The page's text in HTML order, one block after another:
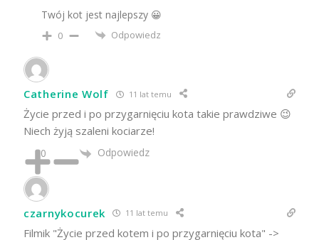
Twój kot jest najlepszy 😀
0 Odpowiedz
Catherine Wolf 11 lat temu
Życie przed i po przygarnięciu kota takie prawdziwe 😉
Niech żyją szaleni kociarze!
0 Odpowiedz
czarnykocurek 11 lat temu
Filmik "Życie przed kotem i po przygarnięciu kota" ->